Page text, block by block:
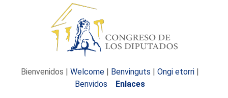
Bienvenidos | Welcome | Benvinguts | Ongi etorri |
Benvidos
Enlaces